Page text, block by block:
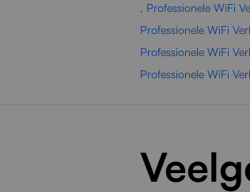
, Professionele WiFi
Professionele WiFi
Professionele WiFi
Professionele WiFi